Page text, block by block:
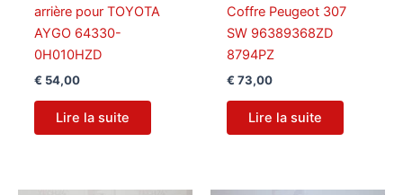
arrière pour TOYOTA
AYGO 64330-
0H010HZD
€ 54,00
Lire la suite
Coffre Peugeot 307
SW 96389368ZD
8794PZ
€ 73,00
Lire la suite